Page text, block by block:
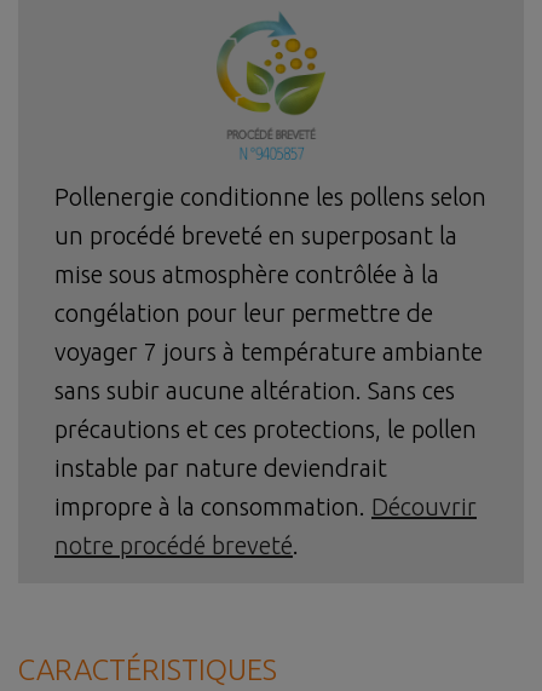
Pollenergie conditionne les pollens selon
un procédé breveté en superposant la
mise sous atmosphère contrôlée à la
congélation pour leur permettre de
voyager 7 jours à température ambiante
sans subir aucune altération. Sans ces
précautions et ces protections, le pollen
instable par nature deviendrait
impropre à la consommation. Découvrir
notre procédé breveté.
CARACTÉRISTIQUES